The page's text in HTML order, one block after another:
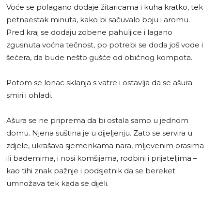
Voće se polagano dodaje žitaricama i kuha kratko, tek
petnaestak minuta, kako bi sačuvalo boju i aromu.
Pred kraj se dodaju zobene pahuljice i lagano
zgusnuta voćna tečnost, po potrebi se doda još vode i
šećera, da bude nešto gušće od običnog kompota.
Potom se lonac sklanja s vatre i ostavlja da se ašura
smiri i ohladi.
Ašura se ne priprema da bi ostala samo u jednom
domu. Njena suština je u dijeljenju. Zato se servira u
zdjele, ukrašava sjemenkama nara, mljevenim orasima
ili bademima, i nosi komšijama, rodbini i prijateljima –
kao tihi znak pažnje i podsjetnik da se bereket
umnožava tek kada se dijeli.